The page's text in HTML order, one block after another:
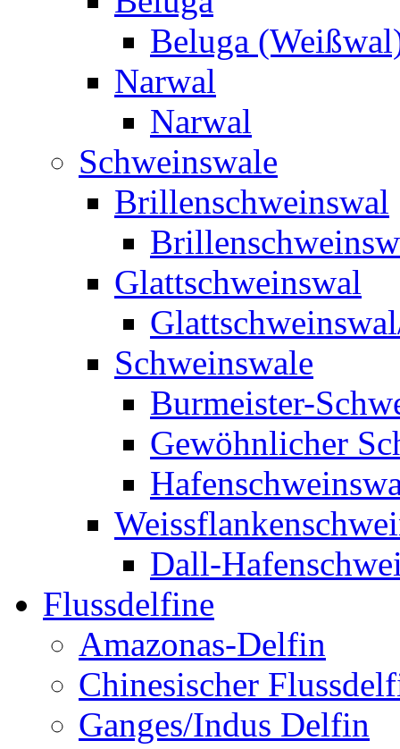
Beluga
Narwal
Narwal
Schweinswale
Brillenschweinswal
Glattschweinswal
Schweinswale
Burmeister-
Gewöhnlicher
Dall-
Flussdelfine
Amazonas-Delfin
Chinesischer
Ganges/Indus Delfin